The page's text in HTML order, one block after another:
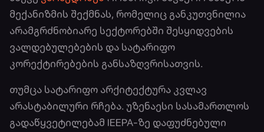
მექანიზმის შექმნას, რომელიც განკუთვნილია
არამგრძნობიარე სექტორებში შესყიდვების
ვალდებულებების და სატარიფო
კორექტირებების განსაზღვრისათვის.
თუმცა სატარიფო არქიტექტურა კვლავ
არასტაბილური რჩება. უზენაესი სასამართლოს
გადაწყვეტილებამ IEEPA-ზე დაფუძნებული